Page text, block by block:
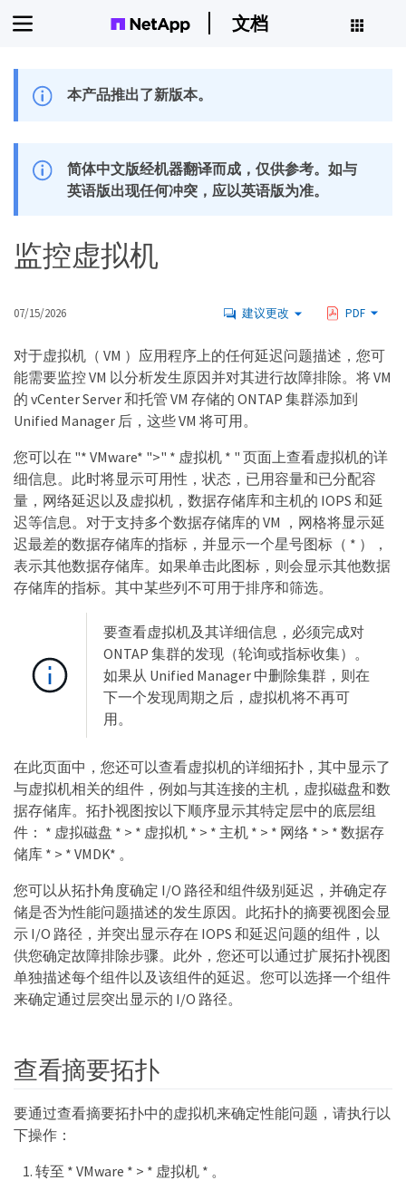
文档
本产品推出了新版本。
简体中文版经机器翻译而成，仅供参考。如与
英语版出现任何冲突，应以英语版为准。
监控虚拟机
07/15/2026 建议更改 PDF
对于虚拟机（ VM ）应用程序上的任何延迟问题描述，您可
能需要监控 VM 以分析发生原因并对其进行故障排除。将 VM
的 vCenter Server 和托管 VM 存储的 ONTAP 集群添加到
Unified Manager 后，这些 VM 将可用。
您可以在 "* VMware* ">" * 虚拟机 * " 页面上查看虚拟机的详
细信息。此时将显示可用性，状态，已用容量和已分配容
量，网络延迟以及虚拟机，数据存储库和主机的 IOPS 和延
迟等信息。对于支持多个数据存储库的 VM ，网格将显示延
迟最差的数据存储库的指标，并显示一个星号图标（ * ），
表示其他数据存储库。如果单击此图标，则会显示其他数据
存储库的指标。其中某些列不可用于排序和筛选。
要查看虚拟机及其详细信息，必须完成对
ONTAP 集群的发现（轮询或指标收集）。
如果从 Unified Manager 中删除集群，则在
下一个发现周期之后，虚拟机将不再可
用。
在此页面中，您还可以查看虚拟机的详细拓扑，其中显示了
与虚拟机相关的组件，例如与其连接的主机，虚拟磁盘和数
据存储库。拓扑视图按以下顺序显示其特定层中的底层组
件： * 虚拟磁盘 * > * 虚拟机 * > * 主机 * > * 网络 * > * 数据存
储库 * > * VMDK* 。
您可以从拓扑角度确定 I/O 路径和组件级别延迟，并确定存
储是否为性能问题描述的发生原因。此拓扑的摘要视图会显
示 I/O 路径，并突出显示存在 IOPS 和延迟问题的组件，以
供您确定故障排除步骤。此外，您还可以通过扩展拓扑视图
单独描述每个组件以及该组件的延迟。您可以选择一个组件
来确定通过层突出显示的 I/O 路径。
查看摘要拓扑
要通过查看摘要拓扑中的虚拟机来确定性能问题，请执行以
下操作：
转至 * VMware * > * 虚拟机 * 。